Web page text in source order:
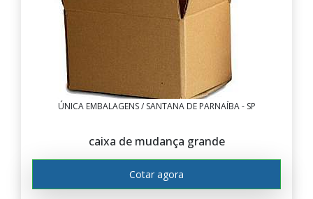
ÚNICA EMBALAGENS / SANTANA DE PARNAÍBA - SP
caixa de mudança grande
Cotar agora